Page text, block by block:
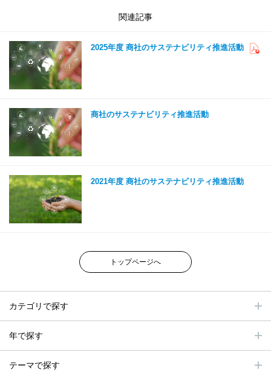
カテゴリで探す
年で探す
テーマで探す
関連記事
2025年度 商社のサステナビリティ推進活動
商社のサステナビリティ推進活動
2021年度 商社のサステナビリティ推進活動
トップページへ